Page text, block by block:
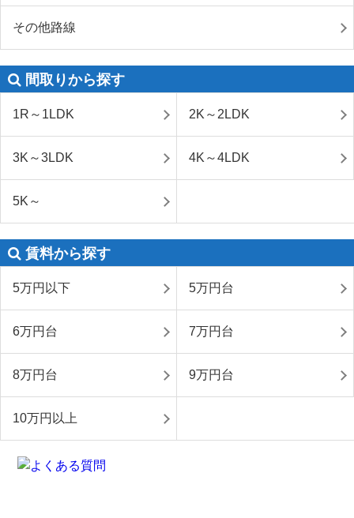
その他路線
間取りから探す
1R～1LDK 2K～2LDK
3K～3LDK 4K～4LDK
5K～
賃料から探す
5万円以下 5万円台
6万円台 7万円台
8万円台 9万円台
10万円以上